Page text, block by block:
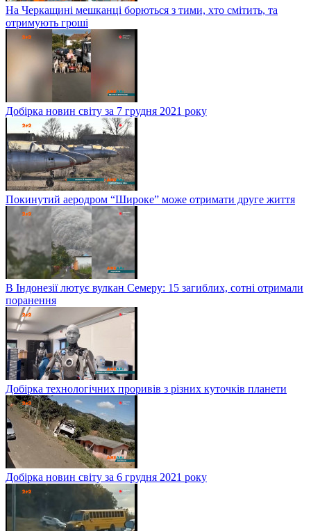
На Черкащині мешканці борються з тими, хто смітить, та
отримують гроші
Добірка новин світу за 7 грудня 2021 року
Покинутий аеродром “Широке” може отримати друге життя
В Індонезії лютує вулкан Семеру: 15 загиблих, сотні отримали
поранення
Добірка технологічних проривів з різних куточків планети
Добірка новин світу за 6 грудня 2021 року